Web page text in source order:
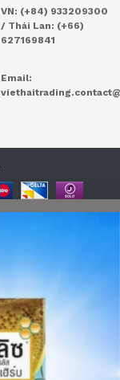
VN: (+84) 933209300
/ Thái Lan: (+66)
627169841
Email: